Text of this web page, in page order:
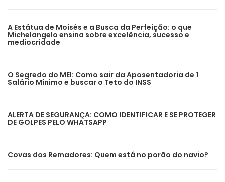
A Estátua de Moisés e a Busca da Perfeição: o que
Michelangelo ensina sobre excelência, sucesso e
mediocridade
O Segredo do MEI: Como sair da Aposentadoria de 1
Salário Mínimo e buscar o Teto do INSS
ALERTA DE SEGURANÇA: COMO IDENTIFICAR E SE PROTEGER
DE GOLPES PELO WHATSAPP
Covas dos Remadores: Quem está no porão do navio?